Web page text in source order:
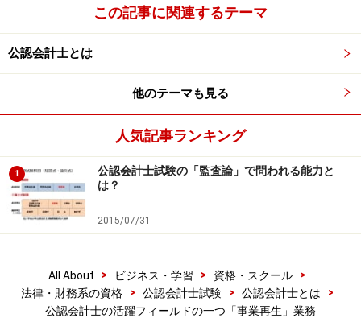
算定することに狙いがあります。
まず、公認会計士が会社を訪問し、過去10年分ぐらいの
決算数値を分析し、会計帳簿が正しく作成されているか
否かの心証を得るために証憑等と突合を行ったり、経営
これは、ミニ監査のようなイメージですが、監査とは目
的が違います。監査は監査意見を表明して投資家を保護
することが目的ですが、事業DDの目的は実質純資産額の
把握が目的です。
ば、帳簿上は純資産100とされていても、財務DDの結
果、換金価値のない資産の評価を落としたり、引当金の
この記事に関連するテーマ
公認会計士とは
他のテーマも見る
人気記事ランキング
1
公認会計士試験の「監査論」で問われる能力と
は？
2015/07/31
All About > ビジネス・学習 > 資格・スクール
>
法律・財務系の資格
> 公認会計士試験 > 公認会計士とは
>
公認会計士の活躍フィールドの一つ「事業再生」業務